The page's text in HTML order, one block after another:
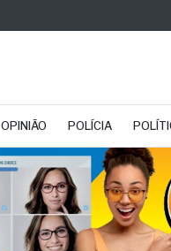
OPINIÃO POLÍCIA